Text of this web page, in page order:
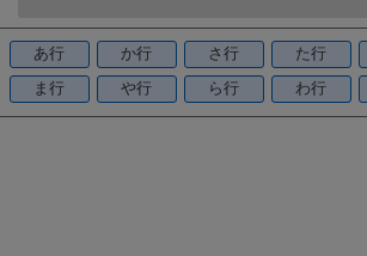
o
o
k
あ行 か行 さ行 た行
ま行
や行 ら行 わ行